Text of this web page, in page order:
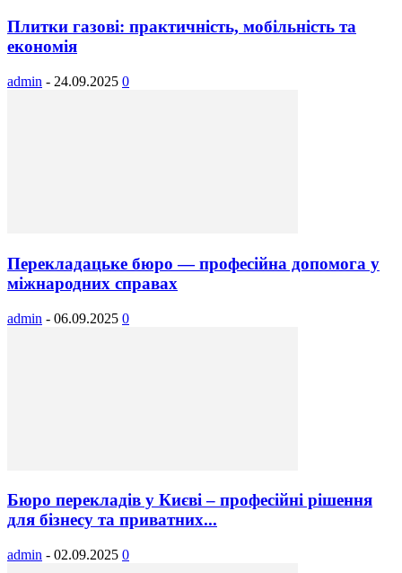
Плитки газові: практичність, мобільність та
економія
admin - 24.09.2025 0
Перекладацьке бюро — професійна допомога у
міжнародних справах
admin - 06.09.2025 0
Бюро перекладів у Києві – професійні рішення
для бізнесу та приватних...
admin - 02.09.2025 0